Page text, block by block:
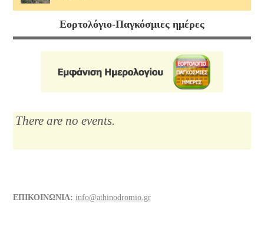
17/07/2026
Διάφορα τρόφιμα και οι θερμίδες τους, άρθρο 2ο. Πώς να τις
κάψουμε!
Μαρία Κάλλας, η αιώνια: οι ωραιότερες άριες
07/07/2026
Εορτολόγιο-Παγκόσμιες ημέρες
There are no events.
ΕΠΙΚΟΙΝΩΝΙΑ: info@athinodromio.gr